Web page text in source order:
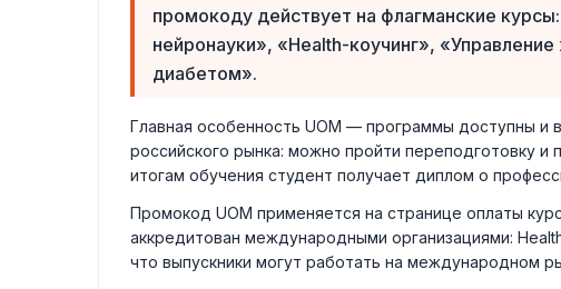
промокоду действует на флагманские
нейронауки», «Health-коучинг»,
диабетом».
Главная особенность UOM — программы доступны и
российского рынка: можно пройти переподготовку и
итогам обучения студент получает диплом о
Промокод UOM применяется на странице оплаты
аккредитован международными организациями:
что выпускники могут работать на международном